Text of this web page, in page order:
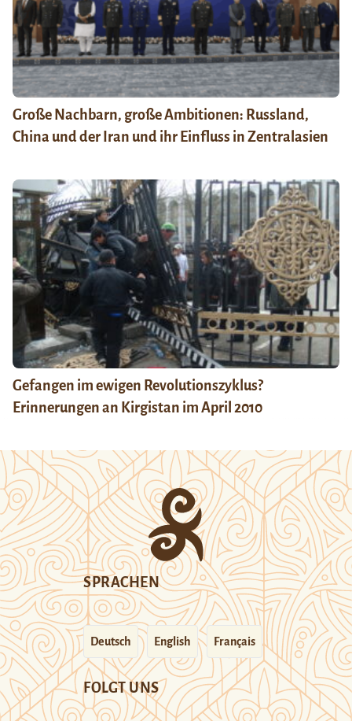
Große Nachbarn, große Ambitionen: Russland,
China und der Iran und ihr Einfluss in Zentralasien
Gefangen im ewigen Revolutionszyklus?
Erinnerungen an Kirgistan im April 2010
SPRACHEN
Deutsch English Français
FOLGT UNS